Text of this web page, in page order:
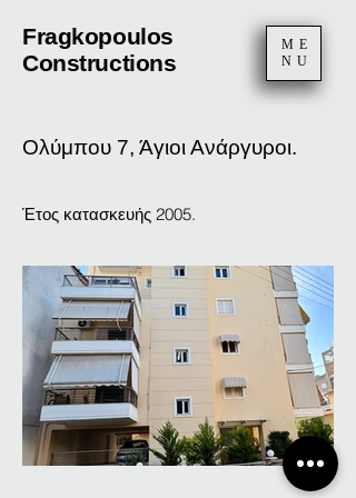
Fragkopoulos
Constructions
ME
NU
Ολύμπου 7, Άγιοι Ανάργυροι.
Έτος κατασκευής 2005.